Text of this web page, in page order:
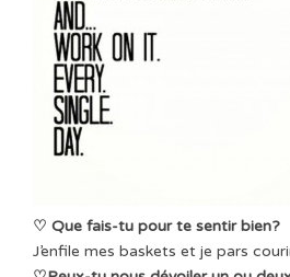
♡ Que fais-tu pour te sentir bien?
J’enfile mes baskets et je pars